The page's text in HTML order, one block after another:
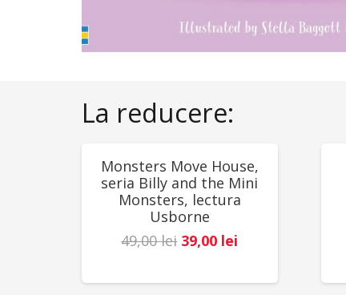
La reducere:
REDUCERI!
Monsters Move House,
seria Billy and the Mini
Monsters, lectura
Usborne
49,00lei Prețul
a
39,00 lei
este: